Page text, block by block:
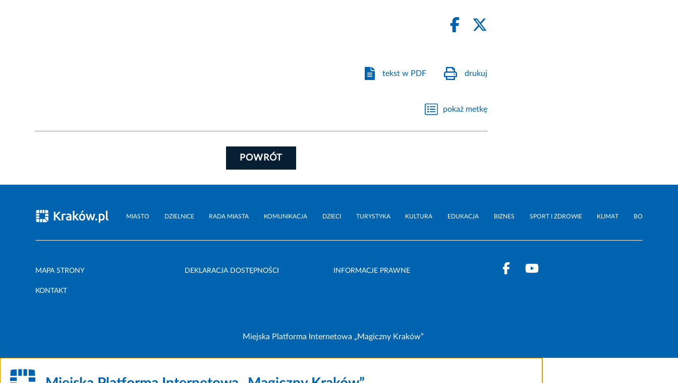
tekst w PDF drukuj
pokaż metkę
POWRÓT
MIASTO DZIELNICE RADA MIASTA KOMUNIKACJA DZIECI TURYSTYKA KULTURA EDUKACJA BIZNES SPORT I ZDROWIE KLIMAT BO
MAPA STRONY DEKLARACJA DOSTĘPNOŚCI INFORMACJE PRAWNE
KONTAKT
Miejska Platforma Internetowa „Magiczny Kraków”